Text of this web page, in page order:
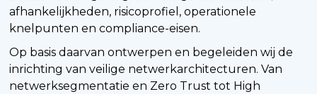
afhankelijkheden, risicoprofiel, operationele
knelpunten en compliance-eisen.
Op basis daarvan ontwerpen en begeleiden wij de
inrichting van veilige netwerkarchitecturen. Van
netwerksegmentatie en Zero Trust tot High